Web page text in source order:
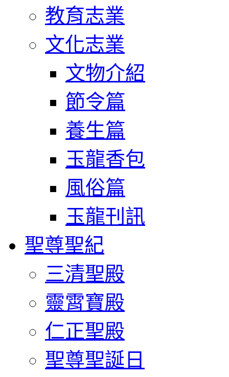
教育志業
文化志業
文物介紹
節令篇
養生篇
玉龍香包
風俗篇
玉龍刊訊
聖尊聖紀
三清聖殿
靈霄寶殿
仁正聖殿
聖尊聖誕日